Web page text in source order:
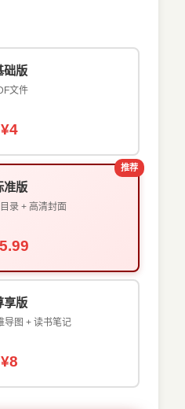
础版
文件
¥4
推荐
准版
录 + 高清封面
享版
导图 + 读书笔记
¥8